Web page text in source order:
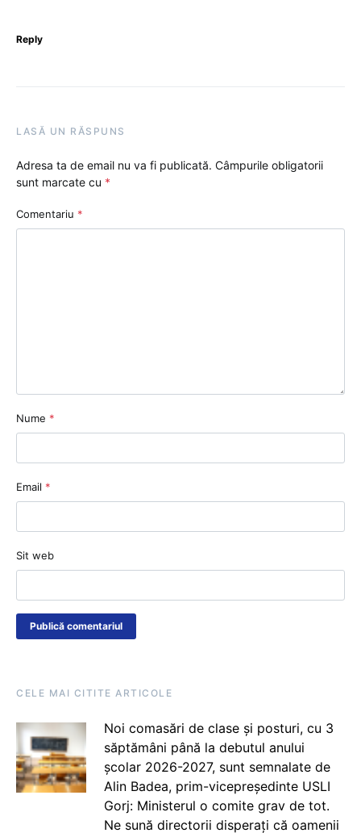
Reply
LASĂ UN RĂSPUNS
Adresa ta de email nu va fi publicată. Câmpurile obligatorii
sunt marcate cu *
Comentariu *
Nume *
Email *
Sit web
CELE MAI CITITE ARTICOLE
Noi comasări de clase și posturi, cu 3
săptămâni până la debutul anului
școlar 2026-2027, sunt semnalate de
Alin Badea, prim-vicepreședinte USLI
Gorj: Ministerul o comite grav de tot.
Ne sună directorii disperați că oamenii